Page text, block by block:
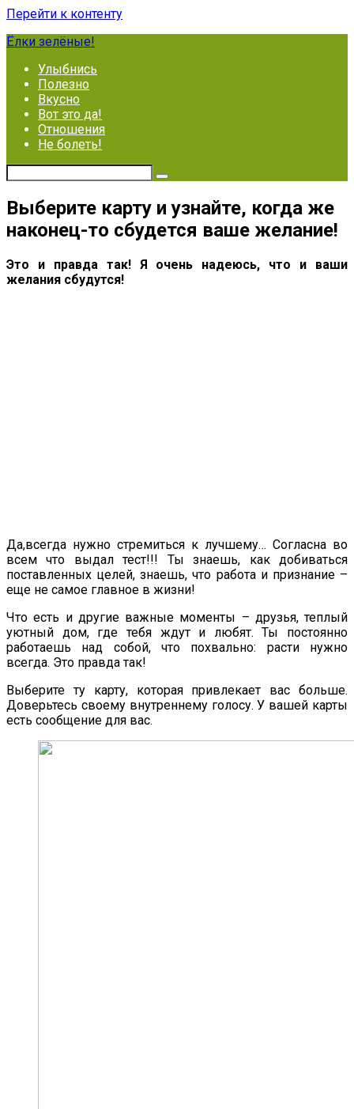
Перейти к контенту
Ёлки зелёные!
Улыбнись
Полезно
Вкусно
Вот это да!
Отношения
Не болеть!
Выберите карту и узнайте, когда же
наконец-то сбудется ваше желание!
Это и правда так! Я очень надеюсь, что и ваши
желания сбудутся!
Да,всегда нужно стремиться к лучшему… Согласна во
всем что выдал тест!!! Ты знаешь, как добиваться
поставленных целей, знаешь, что работа и признание –
еще не самое главное в жизни!
Что есть и другие важные моменты – друзья, теплый
уютный дом, где тебя ждут и любят. Ты постоянно
работаешь над собой, что похвально: расти нужно
всегда. Это правда так!
Выберите ту карту, которая привлекает вас больше.
Доверьтесь своему внутреннему голосу. У вашей карты
есть сообщение для вас.